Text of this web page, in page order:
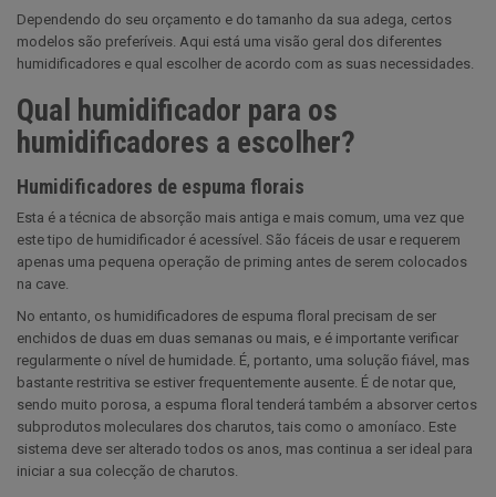
Dependendo do seu orçamento e do tamanho da sua adega, certos
modelos são preferíveis. Aqui está uma visão geral dos diferentes
humidificadores e qual escolher de acordo com as suas necessidades.
Qual humidificador para os
humidificadores a escolher?
Humidificadores de espuma florais
Esta é a técnica de absorção mais antiga e mais comum, uma vez que
este tipo de humidificador é acessível. São fáceis de usar e requerem
apenas uma pequena operação de priming antes de serem colocados
na cave.
No entanto, os humidificadores de espuma floral precisam de ser
enchidos de duas em duas semanas ou mais, e é importante verificar
regularmente o nível de humidade. É, portanto, uma solução fiável, mas
bastante restritiva se estiver frequentemente ausente. É de notar que,
sendo muito porosa, a espuma floral tenderá também a absorver certos
subprodutos moleculares dos charutos, tais como o amoníaco. Este
sistema deve ser alterado todos os anos, mas continua a ser ideal para
iniciar a sua colecção de charutos.